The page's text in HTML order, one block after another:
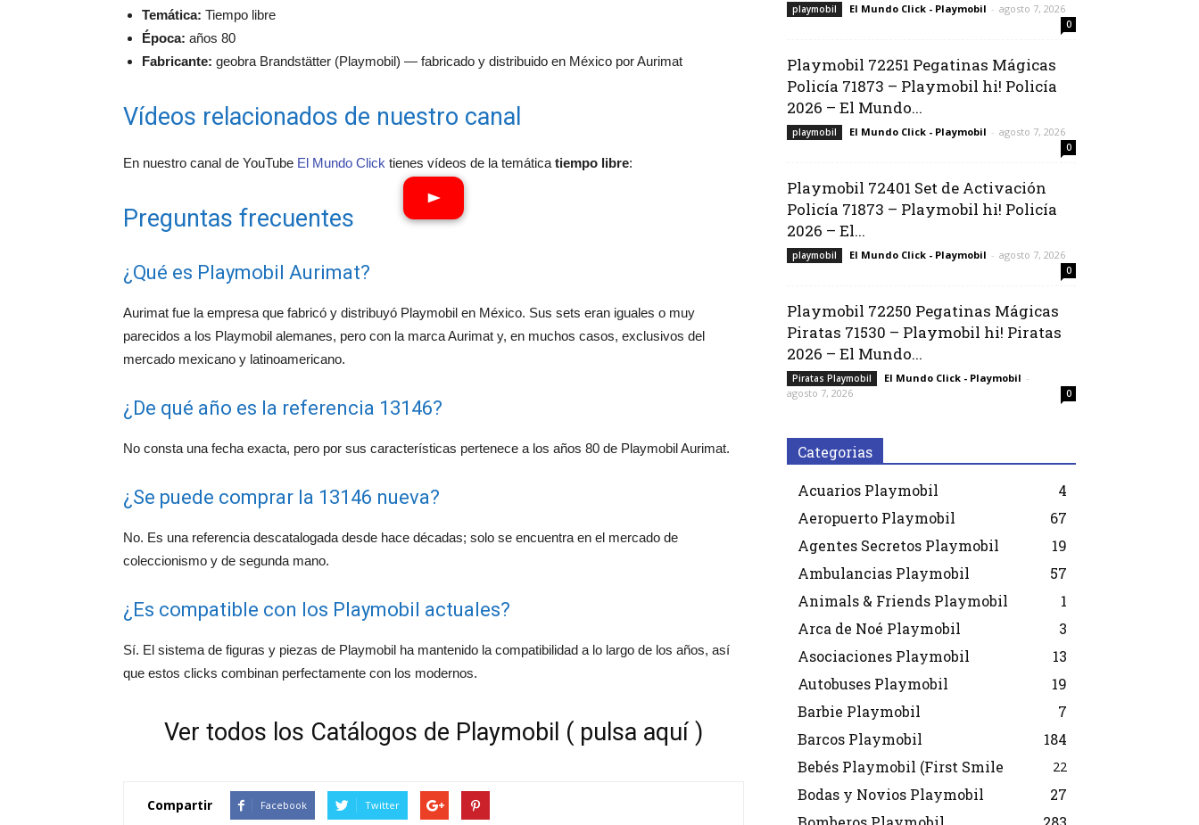
Temática: Tiempo libre
Época: años 80
Fabricante: geobra Brandstätter (Playmobil) — fabricado y distribuido en México por Aurimat
Vídeos relacionados de nuestro canal
En nuestro canal de YouTube El Mundo Click tienes vídeos de la temática tiempo libre:
Preguntas frecuentes
¿Qué es Playmobil Aurimat?
Aurimat fue la empresa que fabricó y distribuyó Playmobil en México. Sus sets eran iguales o muy
parecidos a los Playmobil alemanes, pero con la marca Aurimat y, en muchos casos, exclusivos del
mercado mexicano y latinoamericano.
¿De qué año es la referencia 13146?
No consta una fecha exacta, pero por sus características pertenece a los años 80 de Playmobil Aurimat.
¿Se puede comprar la 13146 nueva?
No. Es una referencia descatalogada desde hace décadas; solo se encuentra en el mercado de
coleccionismo y de segunda mano.
¿Es compatible con los Playmobil actuales?
Sí. El sistema de figuras y piezas de Playmobil ha mantenido la compatibilidad a lo largo de los años, así
que estos clicks combinan perfectamente con los modernos.
Ver todos los Catálogos de Playmobil ( pulsa aquí )
Compartir Facebook Twitter
playmobil El Mundo Click - Playmobil - agosto 7, 2026
0
Playmobil 72251 Pegatinas Mágicas
Policía 71873 – Playmobil hi! Policía
2026 – El Mundo...
playmobil El Mundo Click - Playmobil - agosto 7, 2026
0
Playmobil 72401 Set de Activación
Policía 71873 – Playmobil hi! Policía
2026 – El...
playmobil El Mundo Click - Playmobil - agosto 7, 2026
0
Playmobil 72250 Pegatinas Mágicas
Piratas 71530 – Playmobil hi! Piratas
2026 – El Mundo...
Piratas Playmobil El Mundo Click - Playmobil -
agosto 7, 2026
0
Categorias
Acuarios Playmobil
4
Aeropuerto Playmobil
67
Agentes Secretos Playmobil
19
Ambulancias Playmobil
57
Animals & Friends Playmobil
1
Arca de Noé Playmobil
3
Asociaciones Playmobil
13
Autobuses Playmobil
19
Barbie Playmobil
7
Barcos Playmobil
184
Bebés Playmobil (First Smile
22
Bodas y Novios Playmobil
27